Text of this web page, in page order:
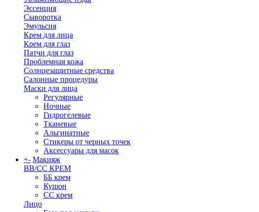
Эссенция
Сыворотка
Эмульсия
Крем для лица
Крем для глаз
Патчи для глаз
Проблемная кожа
Солнцезащитные средства
Салонные процедуры
Маски для лица
Регулярные
Ночные
Гидрогелевые
Тканевые
Альгинатные
Стикеры от черных точек
Аксессуары для масок
+- Макияж
BB/CC КРЕМ
ББ крем
Кушон
СС крем
Лицо